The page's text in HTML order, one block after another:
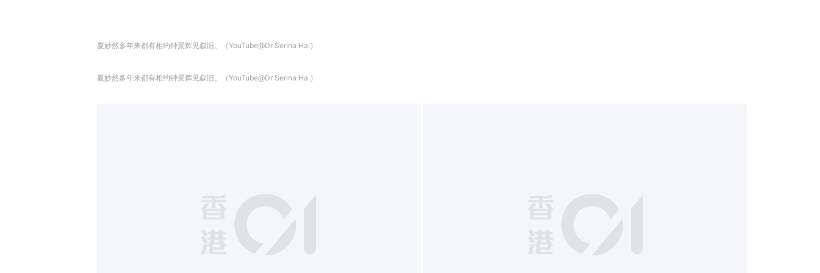
夏妙然多年来都有相约钟景辉见叙旧。（YouTube@Dr Serina Ha.）
夏妙然多年来都有相约钟景辉见叙旧。（YouTube@Dr Serina Ha.）